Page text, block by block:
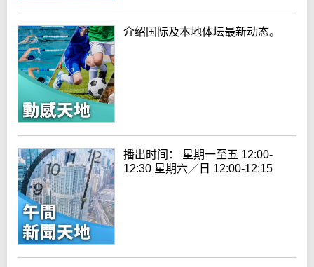
介绍国际及本地体坛最新动态。
播出时间： 星期一至五 12:00-
12:30 星期六／日 12:00-12:15